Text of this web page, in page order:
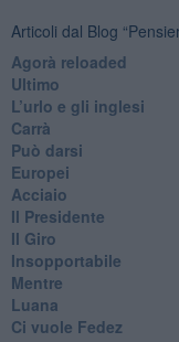
Articoli dal Blog
​Agorà reloaded
Ultimo
​L’urlo e gli inglesi
Carrà
Può darsi
Europei
Acciaio
Il Presidente
​Il Giro
Insopportabile
​Mentre
Luana
​Ci vuole Fedez